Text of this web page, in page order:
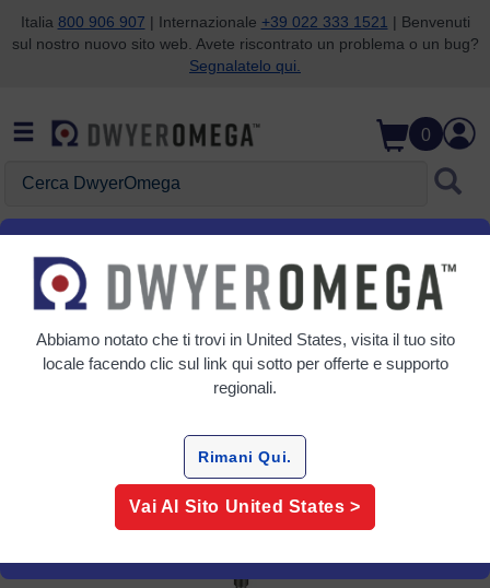
Salta alla ricerca
Salta al contenuto principale
Salta alla navigazione
Italia 800 906 907 | Internazionale +39 022 333 1521 | Benvenuti
sul nostro nuovo sito web. Avete riscontrato un problema o un bug?
Segnalatelo qui.
0
Home Qualità dell'aria Trasmettitori di aria e gas
Trasmettitori di aria e gas
Abbiamo notato che ti trovi in United States, visita il tuo sito
locale facendo clic sul link qui sotto per offerte e supporto
regionali.
Rimani Qui.
Vai Al Sito United States >